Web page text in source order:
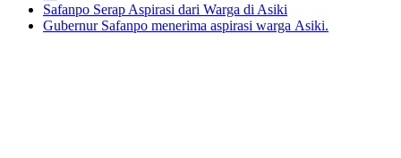
Safanpo Serap Aspirasi dari Warga di Asiki
Gubernur Safanpo menerima aspirasi warga Asiki.